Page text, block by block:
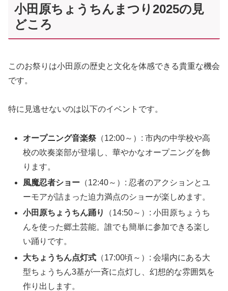
小田原ちょうちんまつり2025の見
どころ
このお祭りは小田原の歴史と文化を体感できる貴重な機会
です。
特に見逃せないのは以下のイベントです。
オープニング音楽祭 （12:00～）: 市内の中学校や高
校の吹奏楽部が登場し、華やかなオープニングを飾
ります。
風魔忍者ショー （12:40～）: 忍者のアクションとユ
ーモアが詰まった迫力満点のショーが楽しめます。
小田原ちょうちん踊り
（14:50～）: 小田原ちょうち
んを使った郷土芸能。誰でも簡単に参加できる楽し
い踊りです。
大ちょうちん点灯式 （17:00頃～）: 会場内にある大
型ちょうちん3基が一斉に点灯し、幻想的な雰囲気を
作り出します。